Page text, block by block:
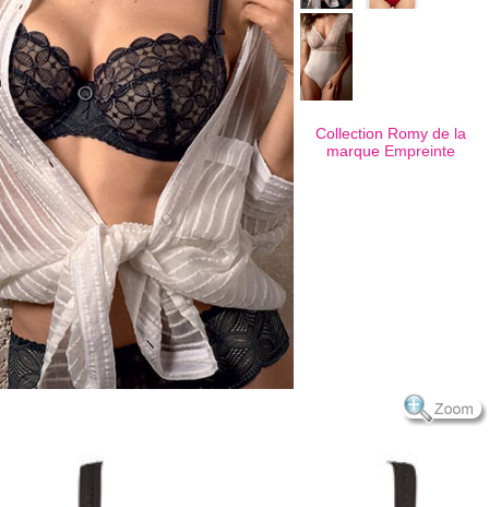
Collection Romy de la
marque Empreinte